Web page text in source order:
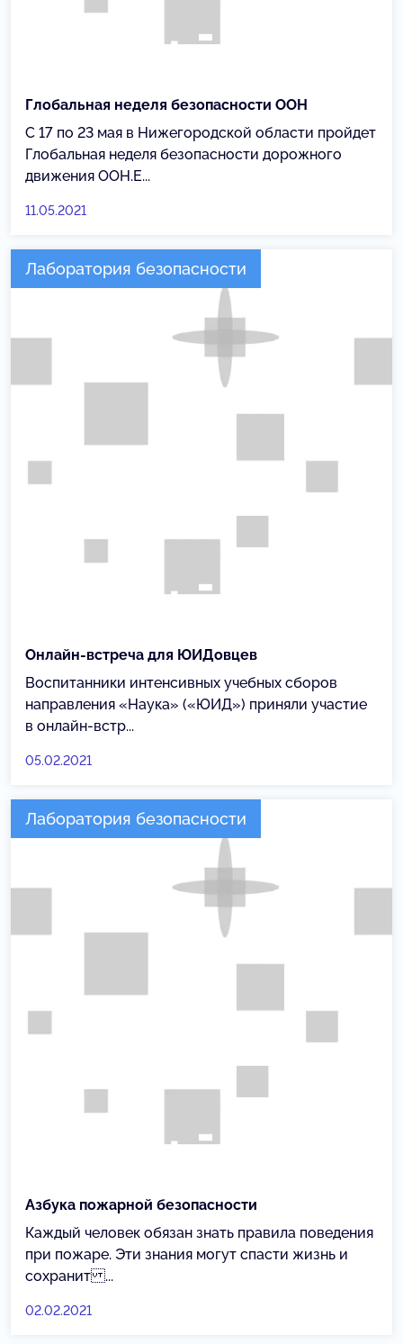
Глобальная неделя безопасности ООН
С 17 по 23 мая в Нижегородской области пройдет
Глобальная неделя безопасности дорожного
движения ООН.Е...
11.05.2021
Лаборатория безопасности
Онлайн-встреча для ЮИДовцев
Воспитанники интенсивных учебных сборов
направления «Наука» («ЮИД») приняли участие
в онлайн-встр...
05.02.2021
Лаборатория безопасности
Азбука пожарной безопасности
Каждый человек обязан знать правила поведения
при пожаре. Эти знания могут спасти жизнь и
сохранит ...
02.02.2021